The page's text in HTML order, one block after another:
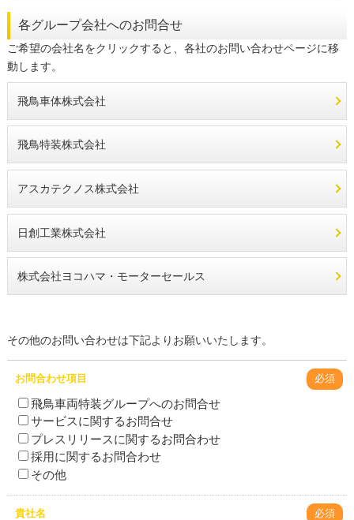
各グループ会社へのお問合せ
ご希望の会社名をクリックすると、各社のお問い合わせページに移
動します。
飛鳥車体株式会社
飛鳥特装株式会社
アスカテクノス株式会社
日創工業株式会社
株式会社ヨコハマ・モーターセールス
その他のお問い合わせは下記よりお願いいたします。
お問合わせ項目 必須
飛鳥車両特装グループへのお問合せ
サービスに関するお問合せ
プレスリリースに関するお問合わせ
採用に関するお問合わせ
その他
貴社名 必須